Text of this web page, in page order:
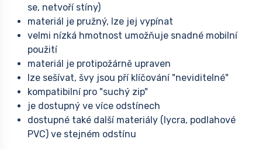
se, netvoří stíny)
materiál je pružný, lze jej vypínat
velmi nízká hmotnost umožňuje snadné mobilní
použití
materiál je protipožárně upraven
lze sešívat, švy jsou pří klíčování "neviditelné"
kompatibilní pro "suchý zip"
je dostupný ve více odstínech
dostupné také další materiály (lycra, podlahové
PVC) ve stejném odstínu